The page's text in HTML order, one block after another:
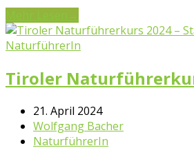
NaturführerIn
Tiroler
21. April 2024
Wolfgang Bacher
NaturführerIn